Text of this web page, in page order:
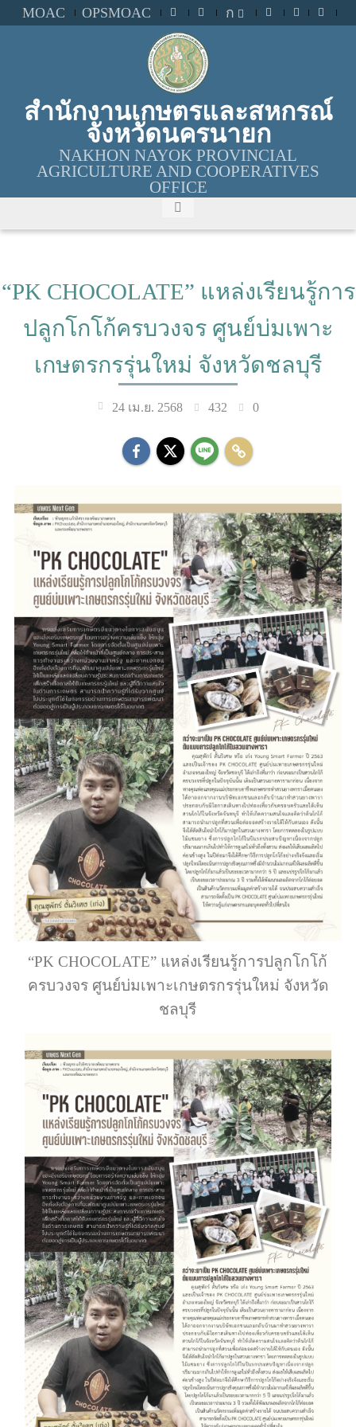
MOAC OPSMOAC ก
สำนักงานเกษตรและสหกรณ์
จังหวัดนครนายก
NAKHON NAYOK PROVINCIAL
AGRICULTURE AND COOPERATIVES
OFFICE
“PK CHOCOLATE” แหล่งเรียนรู้การ
ปลูกโกโก้ครบวงจร ศูนย์บ่มเพาะ
เกษตรกรรุ่นใหม่ จังหวัดชลบุรี
24 เม.ย. 2568 432 0
“PK CHOCOLATE” แหล่งเรียนรู้การปลูกโกโก้
ครบวงจร ศูนย์บ่มเพาะเกษตรกรรุ่นใหม่ จังหวัด
ชลบุรี